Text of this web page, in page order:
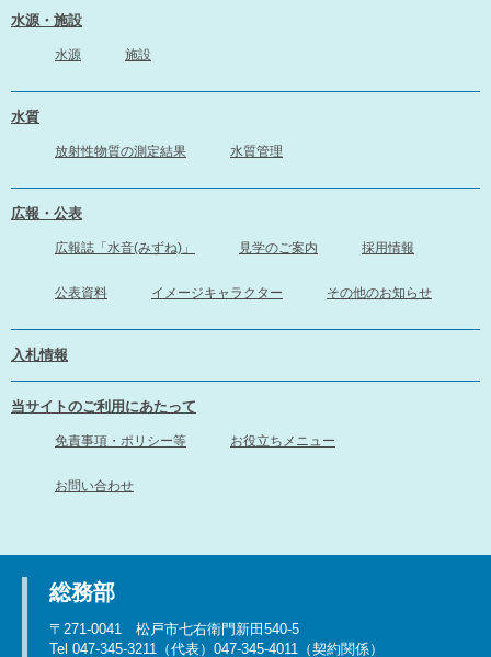
水源・施設
水源 施設
水質
放射性物質の測定結果 水質管理
広報・公表
広報誌「水音(みずね)」 見学のご案内 採用情報
公表資料 イメージキャラクター その他のお知らせ
入札情報
当サイトのご利用にあたって
免責事項・ポリシー等 お役立ちメニュー
お問い合わせ
総務部
〒271-0041 松戸市七右衛門新田540-5
Tel 047-345-3211（代表）047-345-4011（契約関係）